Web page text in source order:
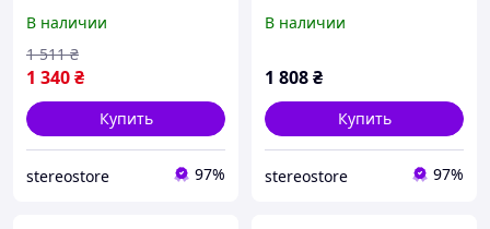
В наличии
1 340₴
1 511 ₴
Купить
stereostore 97%
5Вт
В наличии
1 808₴
Купить
stereostore 97%